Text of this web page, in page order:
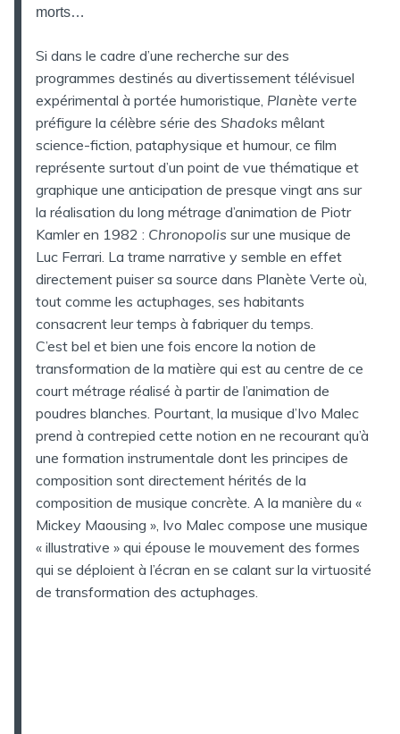
morts…
Si dans le cadre d’une recherche sur des
programmes destinés au divertissement télévisuel
expérimental à portée humoristique, Planète verte
préfigure la célèbre série des Shadoks mêlant
science-fiction, pataphysique et humour, ce film
représente surtout d’un point de vue thématique et
graphique une anticipation de presque vingt ans sur
la réalisation du long métrage d’animation de Piotr
Kamler en 1982 : Chronopolis sur une musique de
Luc Ferrari. La trame narrative y semble en effet
directement puiser sa source dans Planète Verte où,
tout comme les actuphages, ses habitants
consacrent leur temps à fabriquer du temps.
C’est bel et bien une fois encore la notion de
transformation de la matière qui est au centre de ce
court métrage réalisé à partir de l’animation de
poudres blanches. Pourtant, la musique d’Ivo Malec
prend à contrepied cette notion en ne recourant qu’à
une formation instrumentale dont les principes de
composition sont directement hérités de la
composition de musique concrète. A la manière du «
Mickey Maousing », Ivo Malec compose une musique
« illustrative » qui épouse le mouvement des formes
qui se déploient à l’écran en se calant sur la virtuosité
de transformation des actuphages.